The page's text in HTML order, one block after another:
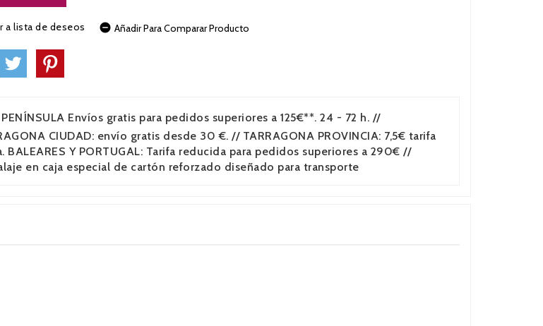
a lista de deseos  Añadir Para Comparar Producto
PENÍNSULA Envíos gratis para pedidos superiores a 125€**. 24 - 72 h. //
CIUDAD: envío gratis desde 30 €. // TARRAGONA PROVINCIA: 7,5€ tarifa
BALEARES Y PORTUGAL: Tarifa reducida para pedidos superiores a 290€ //
en caja especial de cartón reforzado diseñado para transporte